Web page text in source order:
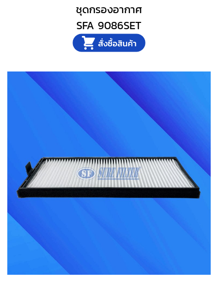
ชุดกรองอากาศ
SFA 9086SET